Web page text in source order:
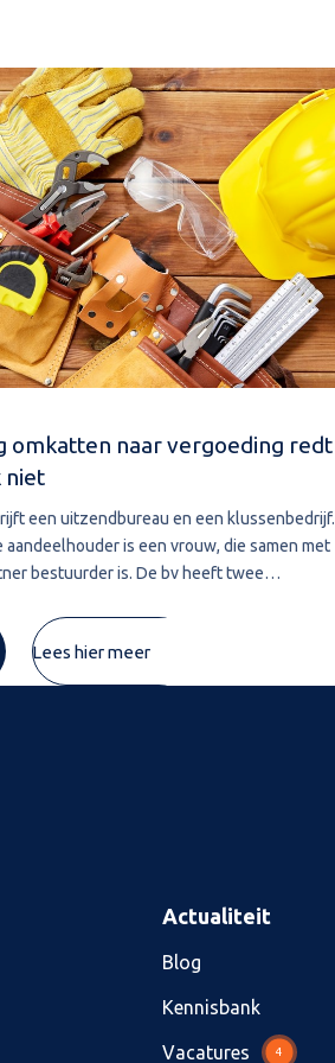
omkatten naar vergoeding redt
niet
een uitzendbureau en een klussenbedrijf.
aandeelhouder is een vrouw, die samen met
bestuurder is. De bv heeft twee
van ruim € 74.000 betreft de
Lees hier meer
Actualiteit
Blog
Kennisbank
Vacatures 4